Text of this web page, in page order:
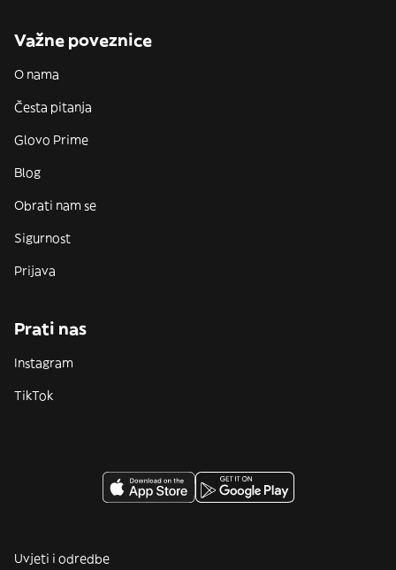
Važne poveznice
O nama
Česta pitanja
Glovo Prime
Blog
Obrati nam se
Sigurnost
Prijava
Prati nas
Instagram
TikTok
Uvjeti i odredbe